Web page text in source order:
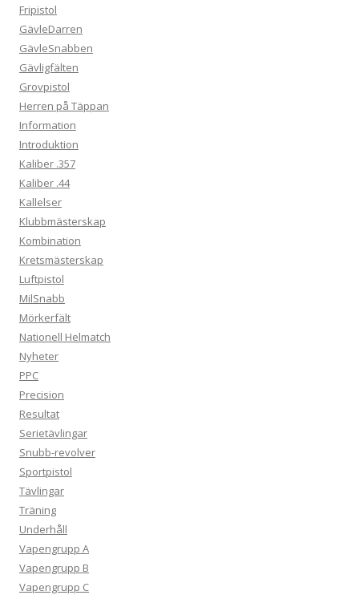
Fripistol
GävleDarren
GävleSnabben
Gävligfälten
Grovpistol
Herren på Täppan
Information
Introduktion
Kaliber .357
Kaliber .44
Kallelser
Klubbmästerskap
Kombination
Kretsmästerskap
Luftpistol
MilSnabb
Mörkerfält
Nationell Helmatch
Nyheter
PPC
Precision
Resultat
Serietävlingar
Snubb-revolver
Sportpistol
Tävlingar
Träning
Underhåll
Vapengrupp A
Vapengrupp B
Vapengrupp C